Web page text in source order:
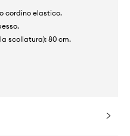
cordino elastico.
scollatura): 80 cm.